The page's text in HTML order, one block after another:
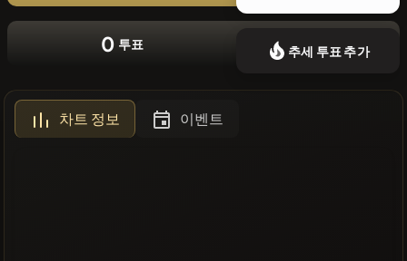
0 투표 추세 투표 추가
차트 정보 이벤트